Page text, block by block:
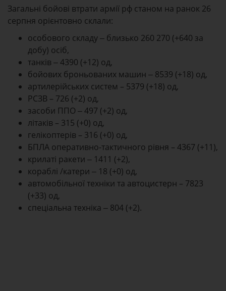
Загальні бойові втрати армії рф станом на ранок 26
серпня орієнтовно склали:
особового складу ‒ близько 260 270 (+640 за
добу) осіб,
танків ‒ 4390 (+12) од,
бойових броньованих машин ‒ 8539 (+18) од,
артилерійських систем – 5379 (+18) од,
РСЗВ – 726 (+2) од,
засоби ППО ‒ 497 (+2) од,
літаків – 315 (+0) од,
гелікоптерів – 316 (+0) од,
БПЛА оперативно-тактичного рівня – 4367 (+11),
крилаті ракети ‒ 1411 (+2),
кораблі /катери ‒ 18 (+0) од,
автомобільної техніки та автоцистерн – 7823
(+33) од,
спеціальна техніка ‒ 804 (+2).